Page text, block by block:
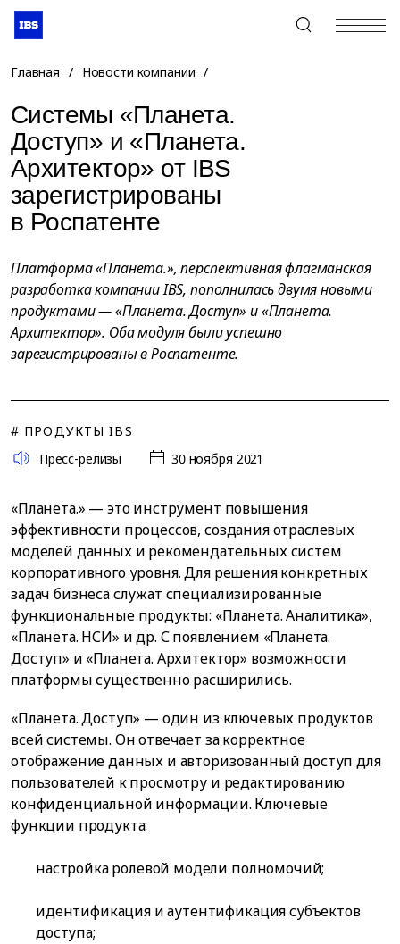
+7 (495) 967-80-80
Главная / Новости компании /
Системы «Планета.
Доступ» и «Планета.
Архитектор» от IBS
зарегистрированы
в Роспатенте
Платформа «Планета.», перспективная флагманская
разработка компании IBS, пополнилась двумя новыми
продуктами — «Планета. Доступ» и «Планета.
Архитектор». Оба модуля были успешно
зарегистрированы в Роспатенте.
# ПРОДУКТЫ IBS
Пресс-релизы
30 ноября 2021
«Планета.» — это инструмент повышения
эффективности процессов, создания отраслевых
моделей данных и рекомендательных систем
корпоративного уровня. Для решения конкретных
задач бизнеса служат специализированные
функциональные продукты: «Планета. Аналитика»,
«Планета. НСИ» и др. С появлением «Планета.
Доступ» и «Планета. Архитектор» возможности
платформы существенно расширились.
«Планета. Доступ» — один из ключевых продуктов
всей системы. Он отвечает за корректное
отображение данных и авторизованный доступ для
пользователей к просмотру и редактированию
конфиденциальной информации. Ключевые
функции продукта:
настройка ролевой модели полномочий;
идентификация и аутентификация субъектов
доступа;